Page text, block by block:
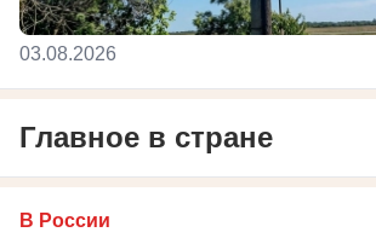
03.08.2026
Главное в стране
В России